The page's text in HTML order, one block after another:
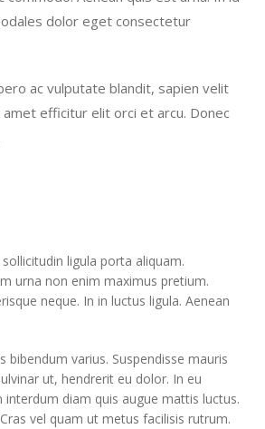
dolor eget consectetur
ac vulputate blandit, sapien velit
efficitur elit orci et arcu. Donec
ligula porta aliquam.
urna non enim maximus pretium.
neque. In in luctus ligula. Aenean
bibendum varius. Suspendisse mauris
ut, hendrerit eu dolor. In eu
interdum diam quis augue mattis luctus.
vel quam ut metus facilisis rutrum.